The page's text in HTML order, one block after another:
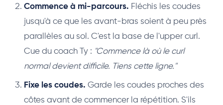
Commence à mi-parcours. Fléchis les coudes
jusqu'à ce que les avant-bras soient à peu près
parallèles au sol. C'est la base de l'upper curl.
Cue du coach Ty : "Commence là où le curl
normal devient difficile. Tiens cette ligne."
Fixe les coudes. Garde les coudes proches des
côtes avant de commencer la répétition. S'ils